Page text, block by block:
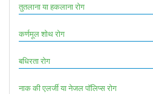
तुतलाना या हकलाना रोग
कर्णमूल शोथ रोग
बधिरता रोग
नाक की एलर्जी या नेजल पॉलिप्स रोग